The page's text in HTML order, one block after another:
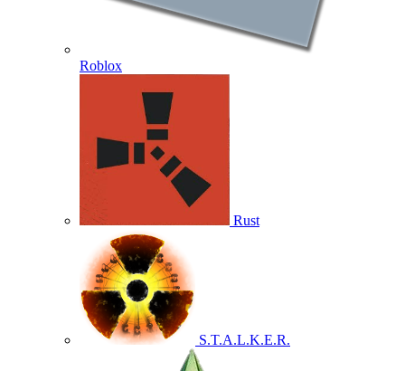
Roblox
Rust
S.T.A.L.K.E.R.